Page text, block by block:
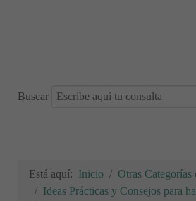
Buscar
Está aquí: Inicio
Otras Categorías
Ideas Prácticas y Consejos para